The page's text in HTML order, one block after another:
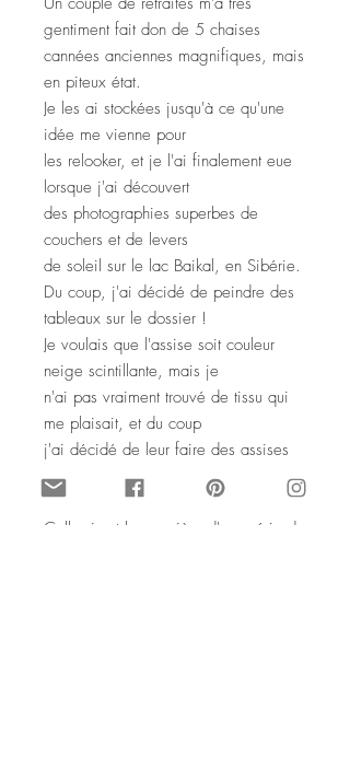
gentiment fait don de 5 chaises
cannées anciennes magnifiques, mais
en piteux état.
Je les ai stockées jusqu'à ce qu'une
idée me vienne pour
les relooker, et je l'ai finalement eue
lorsque j'ai découvert
des photographies superbes de
couchers et de levers
de soleil sur le lac Baikal, en Sibérie.
Du coup, j'ai décidé de peindre des
tableaux sur le dossier !
Je voulais que l'assise soit couleur
neige scintillante, mais je
n'ai pas vraiment trouvé de tissu qui
me plaisait, et du coup
j'ai décidé de leur faire des assises
toutes différentes, avec
du satin.
Celle-ci est la première d'une série de